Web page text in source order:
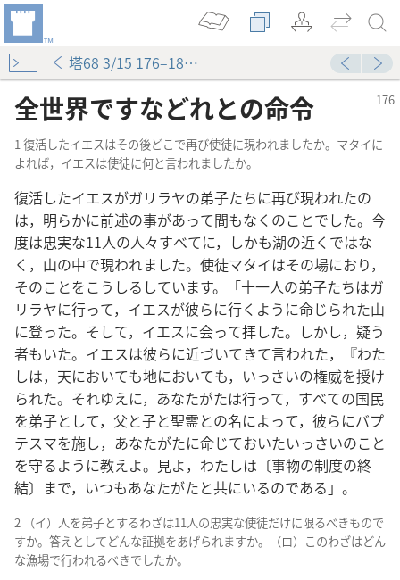
塔68 3/15 176–181ページ
全世界ですなどれとの命令
1 復活したイエスはその後どこで再び使徒に現われましたか。マタイに
よれば，イエスは使徒に何と言われましたか。
復活したイエスがガリラヤの弟子たちに再び現われたの
は，明らかに前述の事があって間もなくのことでした。今
度は忠実な11人の人々すべてに，しかも湖の近くではな
く，山の中で現われました。使徒マタイはその場におり，
そのことをこうしるしています。「十一人の弟子たちはガ
リラヤに行って，イエスが彼らに行くように命じられた山
に登った。そして，イエスに会って拝した。しかし，疑う
者もいた。イエスは彼らに近づいてきて言われた，『わた
しは，天においても地においても，いっさいの権威を授け
られた。それゆえに，あなたがたは行って，すべての国民
を弟子として，父と子と聖霊との名によって，彼らにバプ
テスマを施し，あなたがたに命じておいたいっさいのこと
を守るように教えよ。見よ，わたしは〔事物の制度の終
結〕まで，いつもあなたがたと共にいるのである」。
2 （イ）人を弟子とするわざは11人の忠実な使徒だけに限るべきもので
すか。答えとしてどんな証拠をあげられますか。（ロ）このわざはどん
な漁場で行われるべきでしたか。